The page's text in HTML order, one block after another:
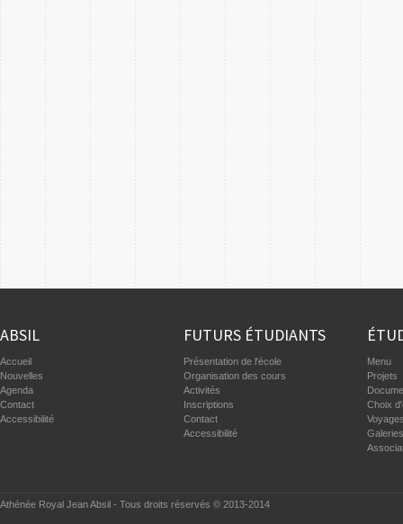
ABSIL
Accueil
Nouvelles
Agenda
Contact
Accessibilité
FUTURS ÉTUDIANTS
Présentation de l'école
Organisation des cours
Activités
Inscriptions
Contact
Accessibilité
Menu
Projets
Choix
Athénée Royal Jean Absil - Tous droits réservés © 2013-2014